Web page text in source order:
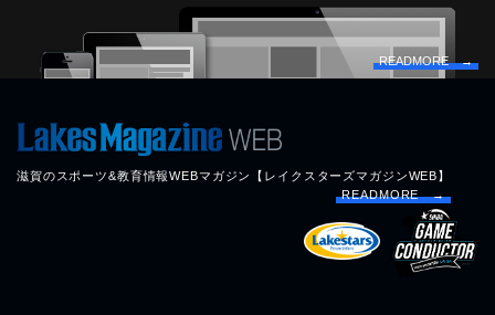
READMORE →
滋賀のスポーツ&教育情報WEBマガジン【レイクスターズマガジンWEB】
READMORE →